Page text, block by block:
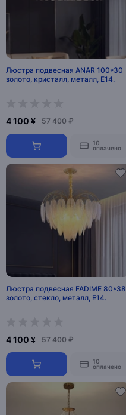
Люстра подвесная ANAR 100*30
золото, кристалл, металл, Е14.
4 100 ¥ 57 400 ₽
10
оплачено
Люстра подвесная FADIME 80*38
золото, стекло, металл, Е14.
4 100 ¥ 57 400 ₽
10
оплачено